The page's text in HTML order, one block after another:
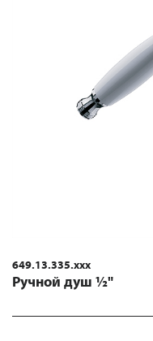
649.13.335.xxx
Ручной душ ½"